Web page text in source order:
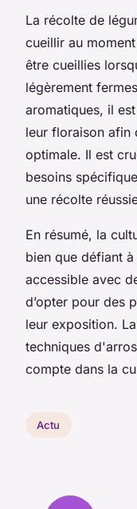
La récolte de
cueillir au
être cueillies
légèrement
aromatiques, il
leur floraison afin
optimale. Il est
besoins
une récolte
En résumé, la
bien que défiant
accessible avec
d’opter pour des
leur exposition.
techniques
compte dans la
Actu